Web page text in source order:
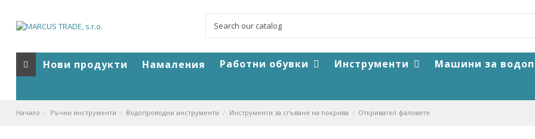
Нови продукти Намаления Работни обувки Инструменти Машини за
Начало Ръчни инструменти Водопроводни инструменти Инструменти за сгъване на покрива Откривател фаловете